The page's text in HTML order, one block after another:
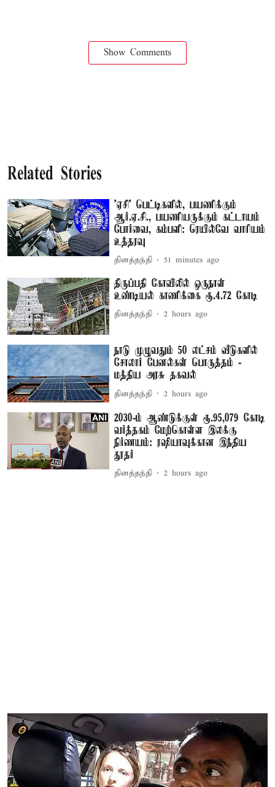
Show Comments
Related Stories
'ஏசி' பெட்டிகளில், பயணிக்கும்
ஆர்.ஏ.சி., பயணியருக்கும் கட்டாயம்
போர்வை, கம்பளி: ரெயில்வே வாரியம்
உத்தரவு
தினத்தந்தி 51 minutes ago
திருப்பதி கோவிலில் ஒருநாள்
உண்டியல் காணிக்கை ரூ.4.72 கோடி
தினத்தந்தி 2 hours ago
நாடு முழுவதும் 50 லட்சம் வீடுகளில்
சோலார் பேனல்கள் பொருத்தம் -
மத்திய அரசு தகவல்
தினத்தந்தி 2 hours ago
2030-ம் ஆண்டுக்குள் ரூ.95,079 கோடி
வர்த்தகம் மேற்கொள்ள இலக்கு
நிர்ணயம்: ரஷியாவுக்கான இந்திய
தூதர்
தினத்தந்தி 2 hours ago